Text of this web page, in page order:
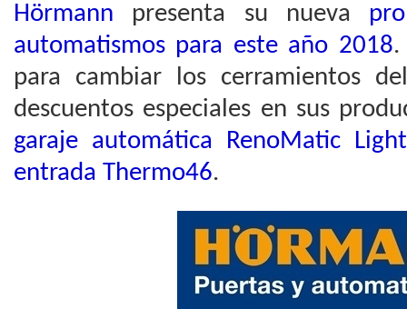
Hörmann presenta su nueva
automatismos para este año 2018.
para cambiar los cerramientos
descuentos especiales en sus
garaje automática RenoMatic
entrada Thermo46.